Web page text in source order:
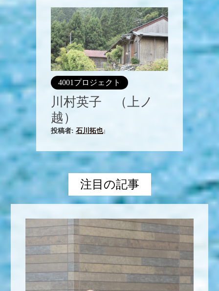
4001プロジェクト
川村英子 （上ノ
越）
投稿者: 石川拓也|
注目の記事